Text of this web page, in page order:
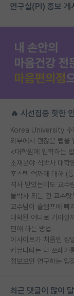
연구실(PI) 홍보 게
🔥 시선집중 핫한
외부에서 괜찮은 랩을
<대학원에 입학하는
소재분야 석박사 대학
석사 받았는데도 교수
물박사 되는 건 교수
교수님이 슬럼프에 빠
대학원 어디로 가야할
편애 하는 방법
이사이트가 처음엔 정
커뮤니티는 다 쓰레기
최근 댓글이 많이